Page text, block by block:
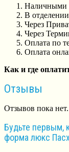
Наличными
В
Через
Через
Оплата по
Оплата
Как и где
Отзывы
Отзывов пока нет.
Будьте первым,
форма люкс